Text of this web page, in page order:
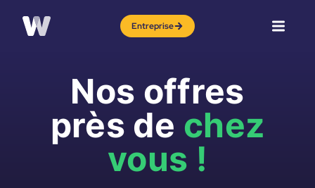
Entreprise
Nos offres
près de chez
vous !